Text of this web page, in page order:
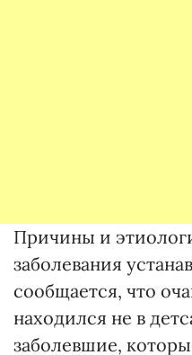
Причины и
заболевания
сообщается, что
находился не в
заболевшие,